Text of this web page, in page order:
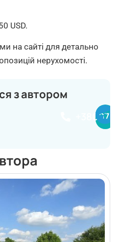
USD.
на сайті для детально
нерухомості.
з автором